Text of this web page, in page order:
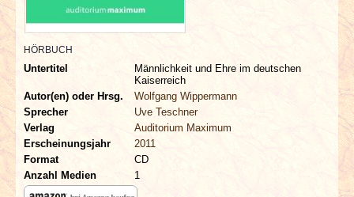
REDAKTION
ARCHIV
HÖRBUCH
Untertitel
Männlichkeit und Ehre im deutschen
Kaiserreich
Autor(en) oder Hrsg.
Wolfgang Wippermann
Sprecher
Uve Teschner
Verlag
Auditorium Maximum
Erscheinungsjahr
2011
Format
CD
Anzahl Medien
1